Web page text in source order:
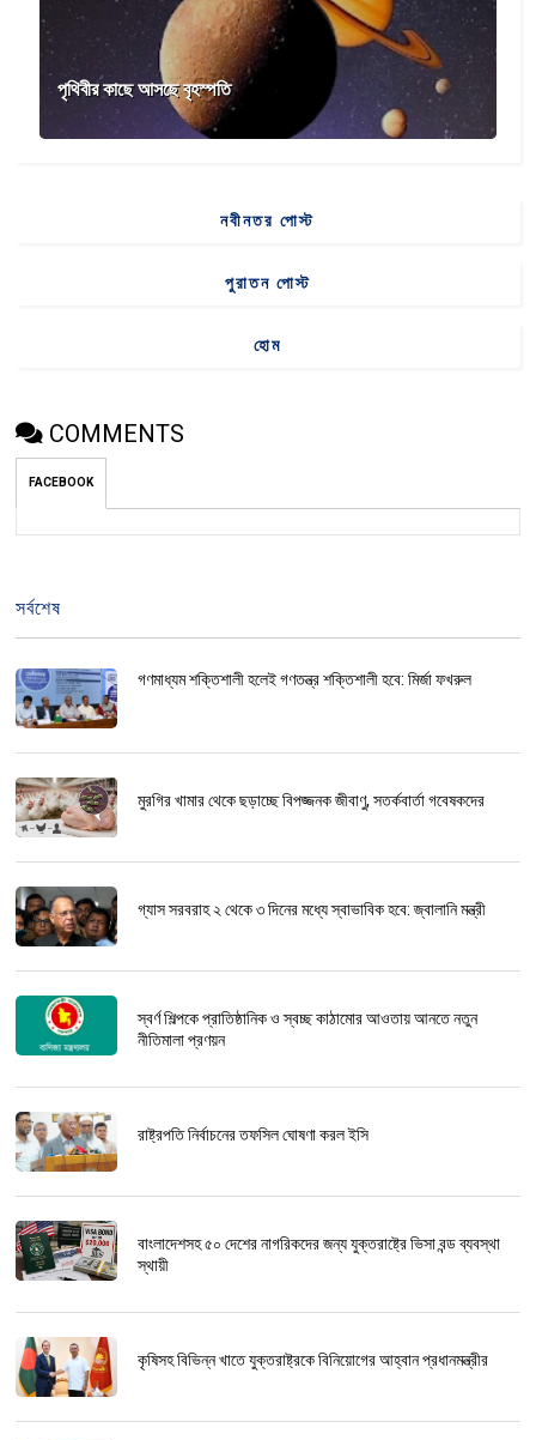
পৃথিবীর কাছে আসছে বৃহস্পতি
নবীনতর পোস্ট
পুরাতন পোস্ট
হোম
COMMENTS
FACEBOOK
সর্বশেষ
গণমাধ্যম শক্তিশালী হলেই গণতন্ত্র শক্তিশালী হবে: মির্জা ফখরুল
মুরগির খামার থেকে ছড়াচ্ছে বিপজ্জনক জীবাণু, সতর্কবার্তা গবেষকদের
গ্যাস সরবরাহ ২ থেকে ৩ দিনের মধ্যে স্বাভাবিক হবে: জ্বালানি মন্ত্রী
স্বর্ণ শিল্পকে প্রাতিষ্ঠানিক ও স্বচ্ছ কাঠামোর আওতায় আনতে নতুন
নীতিমালা প্রণয়ন
রাষ্ট্রপতি নির্বাচনের তফসিল ঘোষণা করল ইসি
বাংলাদেশসহ ৫০ দেশের নাগরিকদের জন্য যুক্তরাষ্ট্রে ভিসা বন্ড ব্যবস্থা
স্থায়ী
কৃষিসহ বিভিন্ন খাতে যুক্তরাষ্ট্রকে বিনিয়োগের আহ্বান প্রধানমন্ত্রীর